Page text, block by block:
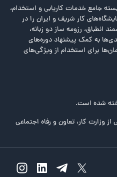
جامع خدمات کاریابی و استخدام،
کار شریف و ایران را در
انطباق، رزومه ساز دو زبانه،
به کمک پیشنهاد دوره‌های
برای استخدام از ویژگی‌های
شده است.
وزارت کار، تعاون و رفاه اجتماعی